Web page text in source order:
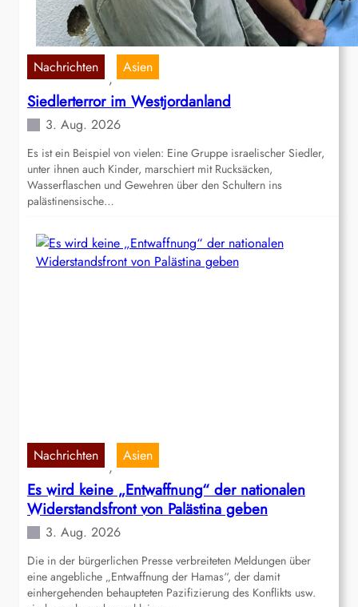
Nachrichten
,
Asien
Siedlerterror im Westjordanland
3. Aug. 2026
Es ist ein Beispiel von vielen: Eine Gruppe israelischer Siedler,
unter ihnen auch Kinder, marschiert mit Rucksäcken,
Wasserflaschen und Gewehren über den Schultern ins
palästinensische…
Nachrichten
,
Asien
Es wird keine „Entwaffnung“ der nationalen
Widerstandsfront von Palästina geben
3. Aug. 2026
Die in der bürgerlichen Presse verbreiteten Meldungen über
eine angebliche „Entwaffnung der Hamas“, der damit
einhergehenden behaupteten Pazifizierung des Konflikts usw.